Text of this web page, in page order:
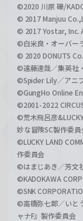
©2020 川原 礫/
© 2017 Manjuu
© 2017 Yostar, Inc.
©白米良・オーバー
© 2020 DONUTS
©遠藤達哉／集英社
©Spider Lily／アニ
©GungHo Online
©2001-2022
©荒木飛呂彦
妙な冒険SC製作委員
©LUCKY LAND
作委員会
©はまじあき／芳文
©KADOKAWA
©SNK
©高橋弥七郎／いと
ャナF』製作委員会